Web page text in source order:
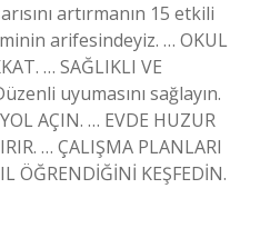
artırmanın 15 etkili
arifesindeyiz. … OKUL
… SAĞLIKLI VE
uyumasını sağlayın.
AÇIN. … EVDE HUZUR
… ÇALIŞMA PLANLARI
ÖĞRENDİĞİNİ KEŞFEDİN.